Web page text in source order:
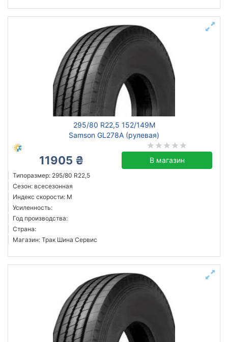
295/80 R22,5 152/149M
Samson GL278A (рулевая)
11905 ₴ В магазин
Типоразмер: 295/80 R22,5
Сезон: всесезонная
Индекс скорости: M
Усиленность:
Год производства:
Страна:
Магазин: Трак Шина Сервис